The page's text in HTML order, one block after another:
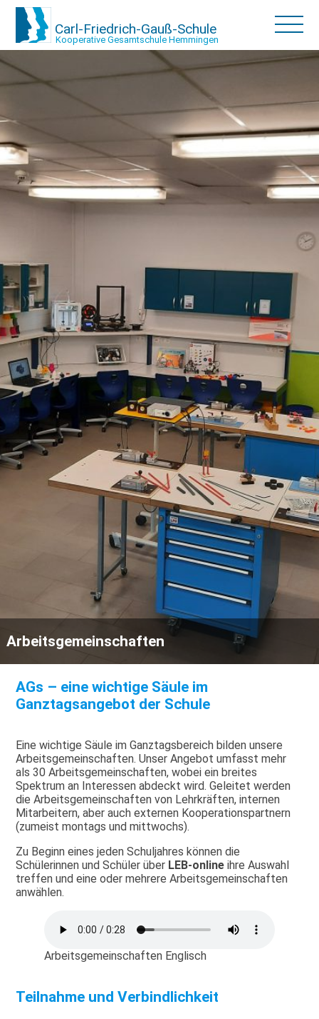
Carl-Friedrich-Gauß-Schule
Kooperative Gesamtschule Hemmingen
Arbeitsgemeinschaften
AGs – eine wichtige Säule im
Ganztagsangebot der Schule
Eine wichtige Säule im Ganztagsbereich bilden unsere
Arbeitsgemeinschaften. Unser Angebot umfasst mehr
als 30 Arbeitsgemeinschaften, wobei ein breites
Spektrum an Interessen abdeckt wird. Geleitet werden
die Arbeitsgemeinschaften von Lehrkräften, internen
Mitarbeitern, aber auch externen Kooperationspartnern
(zumeist montags und mittwochs).
Zu Beginn eines jeden Schuljahres können die
Schülerinnen und Schüler über LEB-online ihre Auswahl
treffen und eine oder mehrere Arbeitsgemeinschaften
anwählen.
Arbeitsgemeinschaften Englisch
Teilnahme und Verbindlichkeit